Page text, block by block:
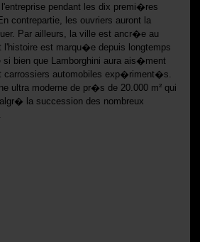
pendant les dix premi�res
contrepartie, les ouvriers auront la
Par ailleurs, la ville est ancr�e au
est marqu�e depuis longtemps
si bien que Lamborghini aura ais�ment
automobiles exp�riment�s.
ultra moderne de pr�s de 20.000 m² qui
la succession des nombreux